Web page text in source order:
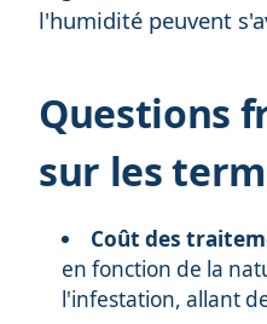
l'humidité peuvent
Questions
sur les
Coût des
en fonction de la
l'infestation, allant